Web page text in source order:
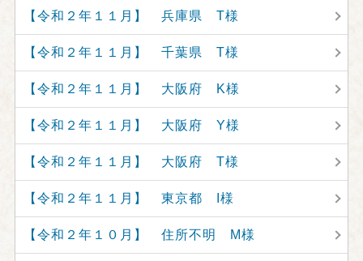
【令和２年１１月】 兵庫県 T様
【令和２年１１月】 千葉県 T様
【令和２年１１月】 大阪府 K様
【令和２年１１月】 大阪府 Y様
【令和２年１１月】 大阪府 T様
【令和２年１１月】 東京都 I様
【令和２年１０月】 住所不明 M様